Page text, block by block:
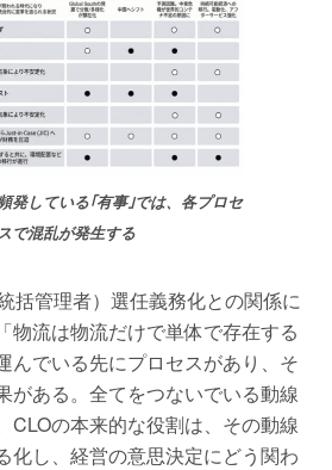
発している｢有事｣では、各プロセ
で混乱が発生する
括管理者）選任義務化との関係に
物流は物流だけで単体で存在する
んでいる先にプロセスがあり、そ
がある。全てをつないでいる動線
CLOの本来的な役割は、その動線
化し、経営の意思決定にどう関わ